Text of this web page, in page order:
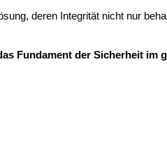
deren Integrität nicht nur
Fundament der Sicherheit im